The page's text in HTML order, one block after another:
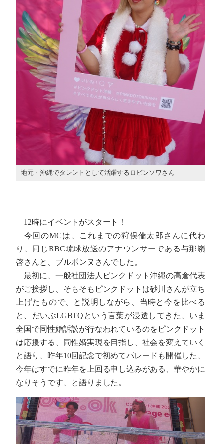
地元・沖縄でタレントとして活躍するロビンソワさん
12時にイベントがスタート！
今回のMCは、これまでの狩俣倫太郎さんに代わ
り、同じRBC琉球放送のアナウンサーである与那嶺
啓さんと、ブルボンヌさんでした。
最初に、一般社団法人ピンクドット沖縄の高倉代表
がご挨拶し、そもそもピンクドットは砂川さんが立ち
上げたもので、と説明しながら、当時と今を比べる
と、だいぶLGBTQという言葉が浸透してきた、いま
全国で同性婚訴訟が行なわれているのをピンクドット
は応援する、同性婚実現を目指し、社会を変えていく
と語り、昨年10回記念で初めてパレードも開催した、
今年はすでに昨年を上回る申し込みがある、華やかに
なりそうです、と語りました。